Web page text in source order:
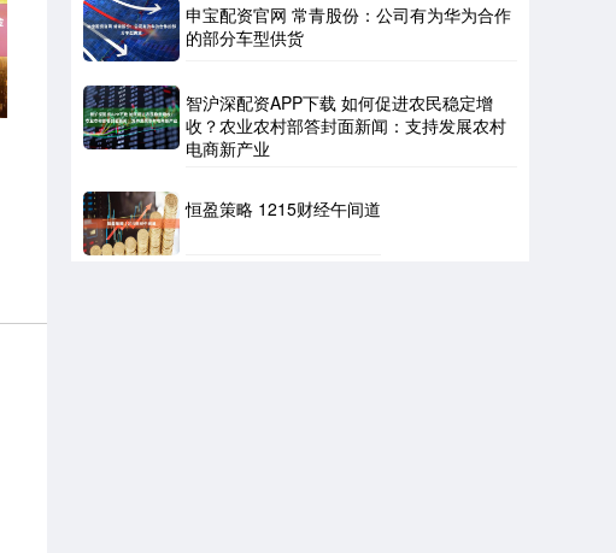
申宝配资官网 常青股份：公司有为华为合作
的部分车型供货
智沪深配资APP下载 如何促进农民稳定增
收？农业农村部答封面新闻：支持发展农村
电商新产业
恒盈策略 1215财经午间道